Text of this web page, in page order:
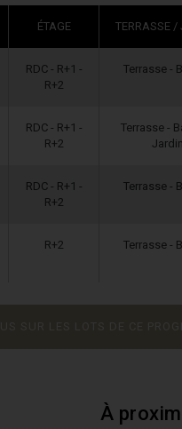
ÉTAGE TERRASSE /
RDC - R+1 -
R+2
Terrasse -
RDC - R+1 -
R+2
Terrasse -
Jardin
RDC - R+1 -
R+2
Terrasse -
R+2 Terrasse -
À